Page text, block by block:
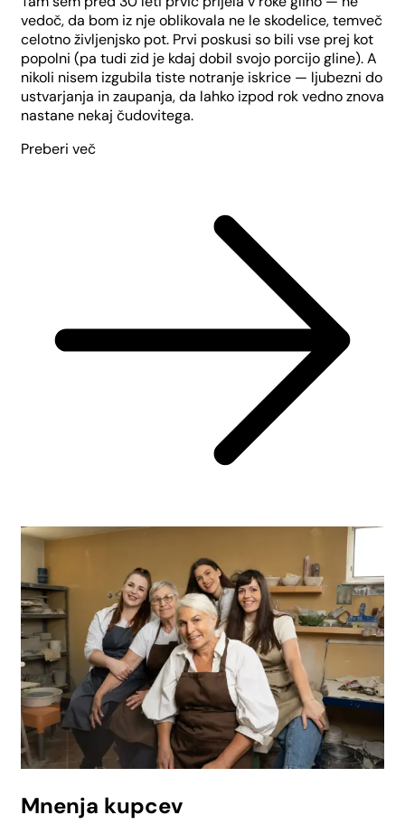
vedoč, da bom iz nje oblikovala ne le skodelice, temveč
celotno življenjsko pot. Prvi poskusi so bili vse prej kot
popolni (pa tudi zid je kdaj dobil svojo porcijo gline). A
nikoli nisem izgubila tiste notranje iskrice — ljubezni do
ustvarjanja in zaupanja, da lahko izpod rok vedno znova
nastane nekaj čudovitega.
Preberi več
Mnenja kupcev